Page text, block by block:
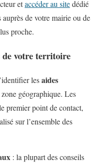
etaccéder au sitedédié
de votre mairie ou de
proche.
de votre territoire
lesaides
géographique. Les
premier point de contact,
sur l’ensemble des
: la plupart des conseils